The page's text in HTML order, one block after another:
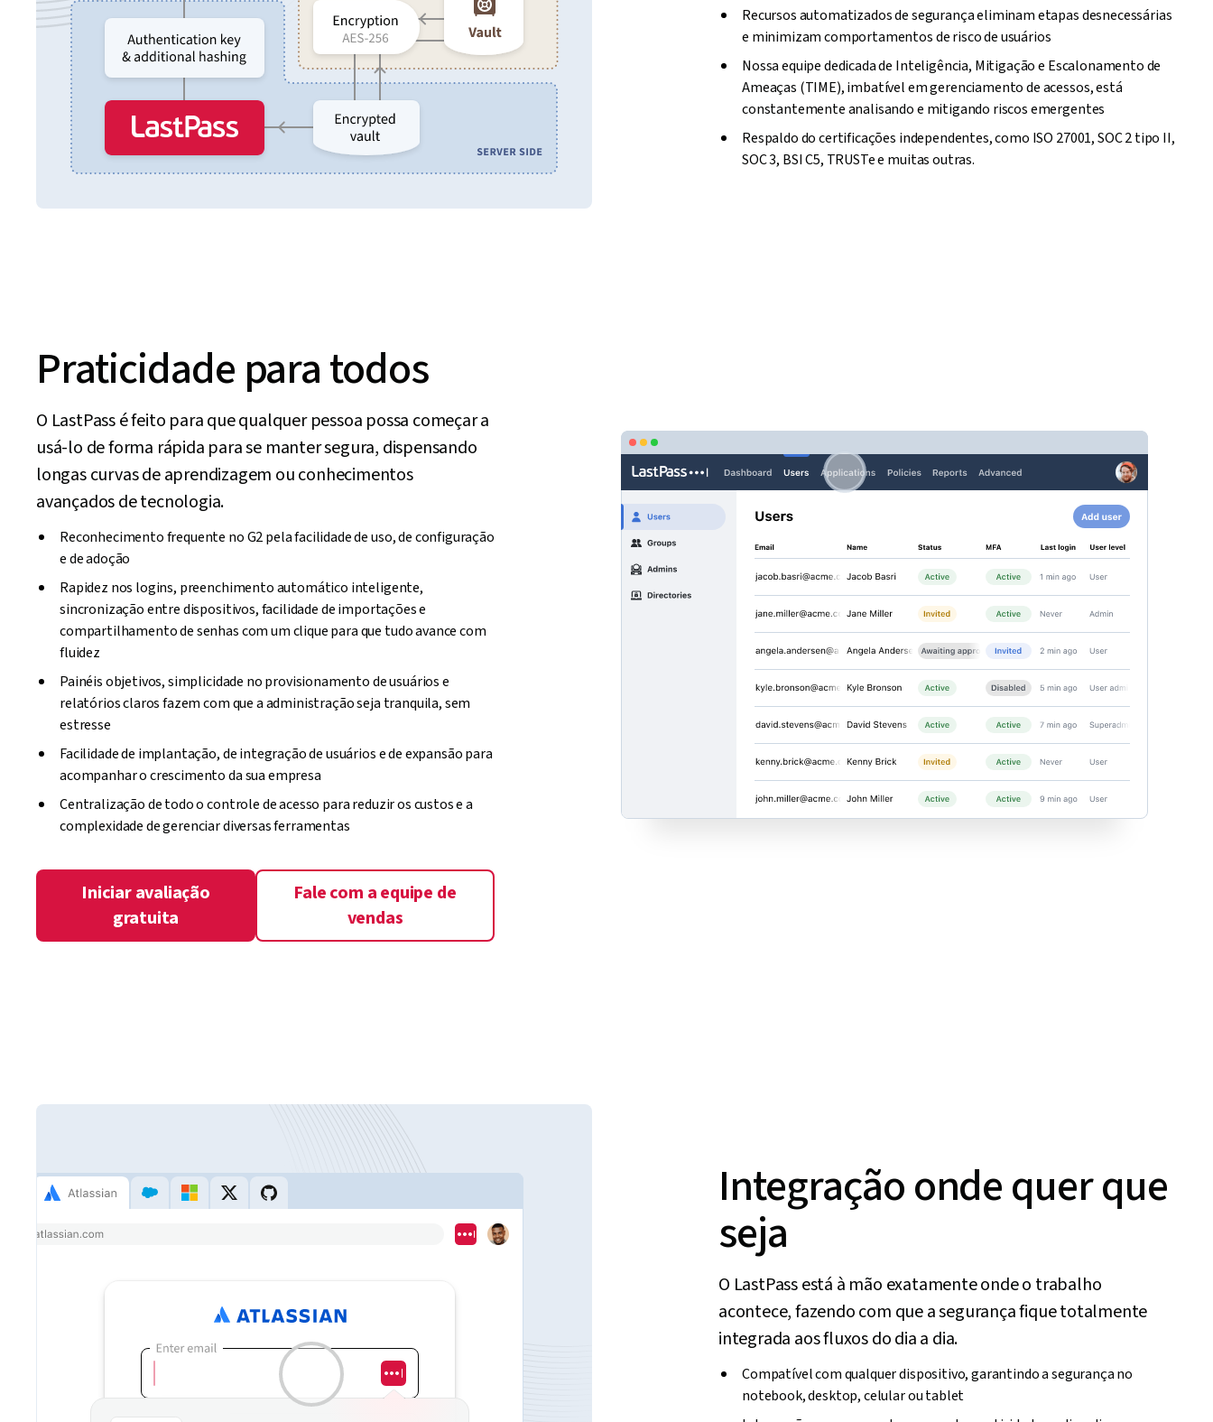
Recursos automatizados de segurança eliminam etapas desnecessárias
e minimizam comportamentos de risco de usuários
Nossa equipe dedicada de Inteligência, Mitigação e Escalonamento de
Ameaças (TIME), imbatível em gerenciamento de acessos, está
constantemente analisando e mitigando riscos emergentes
Respaldo do certificações independentes, como ISO 27001, SOC 2 tipo II,
SOC 3, BSI C5, TRUSTe e muitas outras.
Praticidade para todos
O LastPass é feito para que qualquer pessoa possa começar a
usá-lo de forma rápida para se manter segura, dispensando
longas curvas de aprendizagem ou conhecimentos
avançados de tecnologia.
Reconhecimento frequente no G2 pela facilidade de uso, de configuração
e de adoção
Rapidez nos logins, preenchimento automático inteligente,
sincronização entre dispositivos, facilidade de importações e
compartilhamento de senhas com um clique para que tudo avance com
fluidez
Painéis objetivos, simplicidade no provisionamento de usuários e
relatórios claros fazem com que a administração seja tranquila, sem
estresse
Facilidade de implantação, de integração de usuários e de expansão para
acompanhar o crescimento da sua empresa
Centralização de todo o controle de acesso para reduzir os custos e a
complexidade de gerenciar diversas ferramentas
Iniciar avaliação
gratuita
Fale com a equipe de
vendas
Integração onde quer que
seja
O LastPass está à mão exatamente onde o trabalho
acontece, fazendo com que a segurança fique totalmente
integrada aos fluxos do dia a dia.
Compatível com qualquer dispositivo, garantindo a segurança no
notebook, desktop, celular ou tablet